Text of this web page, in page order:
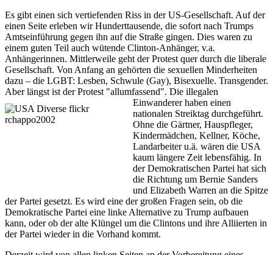
Es gibt einen sich vertiefenden Riss in der US-Gesellschaft. Auf der
einen Seite erleben wir Hunderttausende, die sofort nach Trumps
Amtseinführung gegen ihn auf die Straße gingen. Dies waren zu
einem guten Teil auch wütende Clinton-Anhänger, v.a.
Anhängerinnen. Mittlerweile geht der Protest quer durch die liberale
Gesellschaft. Von Anfang an gehörten die sexuellen Minderheiten
dazu – die LGBT: Lesben, Schwule (Gay), Bisexuelle. Transgender.
Aber längst ist der Protest "allumfassend". Die illegalen
Einwandererhaben einen
nationalen Streiktag durchgeführt.
Ohne die Gärtner, Hauspfleger,
Kindermädchen, Kellner, Köche,
Landarbeiter u.ä. wären die USA
kaum längere Zeit lebensfähig. In
der Demokratischen Partei hat sich
die Richtung um Bernie Sanders
und Elizabeth Warren an die Spitze
der Partei gesetzt. Es wird eine der großen Fragen sein, ob die
Demokratische Partei eine linke Alternative zu Trump aufbauen
kann, oder ob der alte Klüngel um die Clintons und ihre Alliierten in
der Partei wieder in die Vorhand kommt.